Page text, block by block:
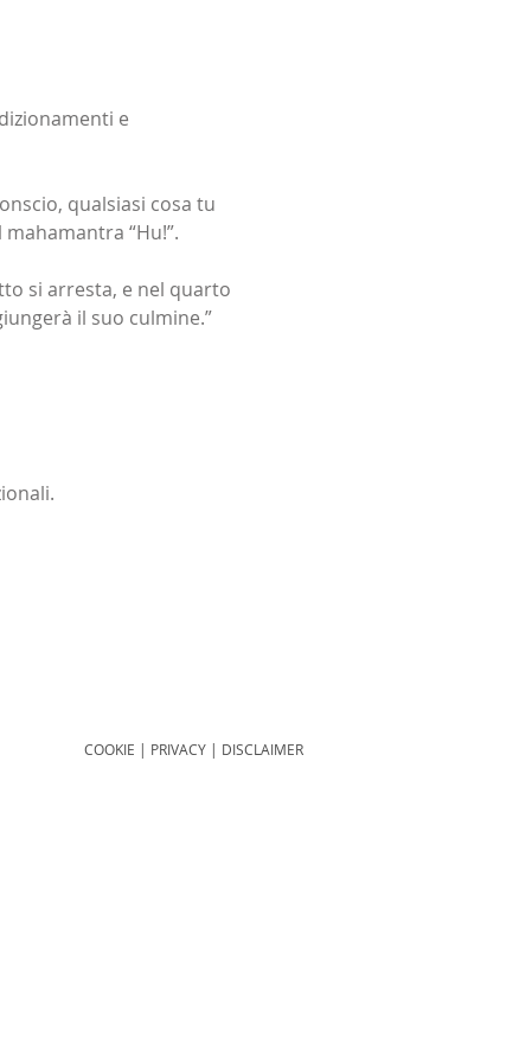
e
qualsiasi cosa tu
“Hu!”.
si arresta, e nel quarto
il suo culmine.”
COOKIE | PRIVACY | DISCLAIMER